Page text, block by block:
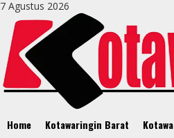
Skip
content
7 Agustus 2026
Menu
Home Kotawaringin Barat